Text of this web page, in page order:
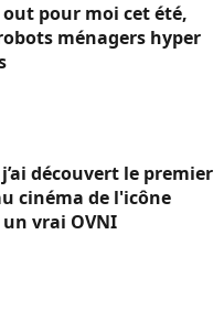
out pour moi cet été,
ménagers hyper
découvert le premier
cinéma de l'icône
vrai OVNI